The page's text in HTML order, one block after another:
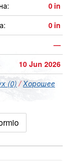
0 in
0 in
—
10 Jun 2026
(0)/Хорошее